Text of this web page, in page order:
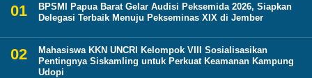
BPSMI Papua Barat Gelar Audisi Peksemida 2026, Siapkan
Delegasi Terbaik Menuju Pekseminas XIX di Jember
Mahasiswa KKN UNCRI Kelompok VIII Sosialisasikan
Pentingnya Siskamling untuk Perkuat Keamanan Kampung
Udopi